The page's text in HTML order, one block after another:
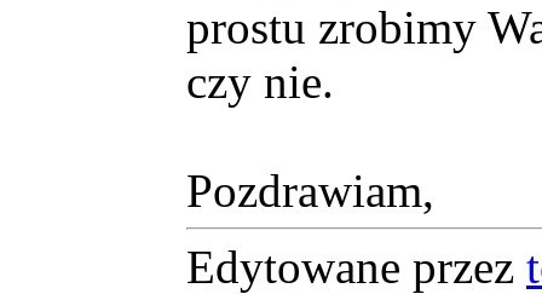
prostu zrobimy
czy nie.
Pozdrawiam,
Edytowane przez